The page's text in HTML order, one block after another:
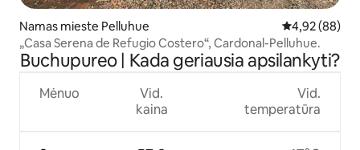
Namas mieste Pelluhue Vidutinis
4,92 (88)
„Casa Serena de Refugio Costero“, Cardonal-Pelluhue.
Buchupureo | Kada geriausia apsilankyti?
Mėnuo
Vid.
kaina
Vid.
temperatūra